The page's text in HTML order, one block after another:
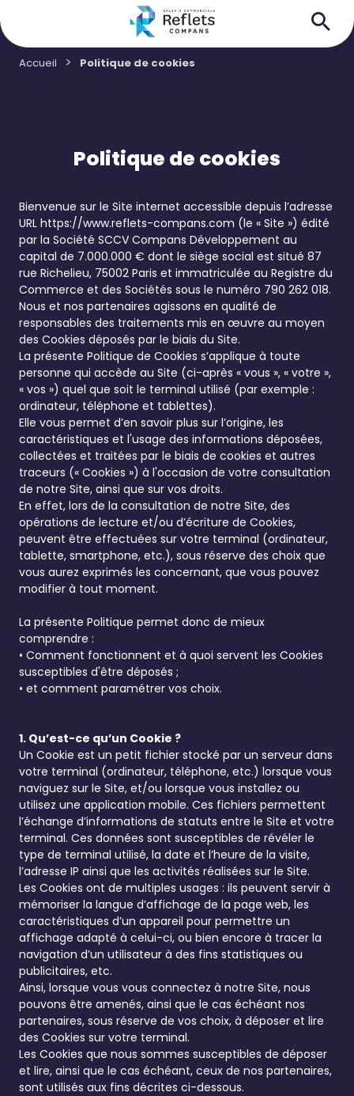
Accueil Politique de cookies
Politique de cookies
Bienvenue sur le Site internet accessible depuis l’adresse
URL https://www.reflets-compans.com (le « Site ») édité
par la Société SCCV Compans Développement au
capital de 7.000.000 € dont le siège social est situé 87
rue Richelieu, 75002 Paris et immatriculée au Registre du
Commerce et des Sociétés sous le numéro 790 262 018.
Nous et nos partenaires agissons en qualité de
responsables des traitements mis en œuvre au moyen
des Cookies déposés par le biais du Site.
La présente Politique de Cookies s’applique à toute
personne qui accède au Site (ci-après « vous », « votre »,
« vos ») quel que soit le terminal utilisé (par exemple :
ordinateur, téléphone et tablettes).
Elle vous permet d’en savoir plus sur l’origine, les
caractéristiques et l'usage des informations déposées,
collectées et traitées par le biais de cookies et autres
traceurs (« Cookies ») à l'occasion de votre consultation
de notre Site, ainsi que sur vos droits.
En effet, lors de la consultation de notre Site, des
opérations de lecture et/ou d’écriture de Cookies,
peuvent être effectuées sur votre terminal (ordinateur,
tablette, smartphone, etc.), sous réserve des choix que
vous aurez exprimés les concernant, que vous pouvez
modifier à tout moment.
La présente Politique permet donc de mieux
comprendre :
• Comment fonctionnent et à quoi servent les Cookies
susceptibles d'être déposés ;
• et comment paramétrer vos choix.
1. Qu’est-ce qu’un Cookie ?
Un Cookie est un petit fichier stocké par un serveur dans
votre terminal (ordinateur, téléphone, etc.) lorsque vous
naviguez sur le Site, et/ou lorsque vous installez ou
utilisez une application mobile. Ces fichiers permettent
l’échange d’informations de statuts entre le Site et votre
terminal. Ces données sont susceptibles de révéler le
type de terminal utilisé, la date et l’heure de la visite,
l’adresse IP ainsi que les activités réalisées sur le Site.
Les Cookies ont de multiples usages : ils peuvent servir à
mémoriser la langue d’affichage de la page web, les
caractéristiques d’un appareil pour permettre un
affichage adapté à celui-ci, ou bien encore à tracer la
navigation d’un utilisateur à des fins statistiques ou
publicitaires, etc.
Ainsi, lorsque vous vous connectez à notre Site, nous
pouvons être amenés, ainsi que le cas échéant nos
partenaires, sous réserve de vos choix, à déposer et lire
des Cookies sur votre terminal.
Les Cookies que nous sommes susceptibles de déposer
et lire, ainsi que le cas échéant, ceux de nos partenaires,
sont utilisés aux fins décrites ci-dessous.